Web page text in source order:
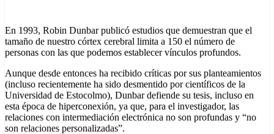
En 1993, Robin Dunbar publicó estudios que demuestran que el
tamaño de nuestro córtex cerebral limita a 150 el número de
personas con las que podemos establecer vínculos profundos.
Aunque desde entonces ha recibido críticas por sus planteamientos
(incluso recientemente ha sido desmentido por científicos de la
Universidad de Estocolmo), Dunbar defiende su tesis, incluso en
esta época de hiperconexión, ya que, para el investigador, las
relaciones con intermediación electrónica no son profundas y “no
son relaciones personalizadas”.